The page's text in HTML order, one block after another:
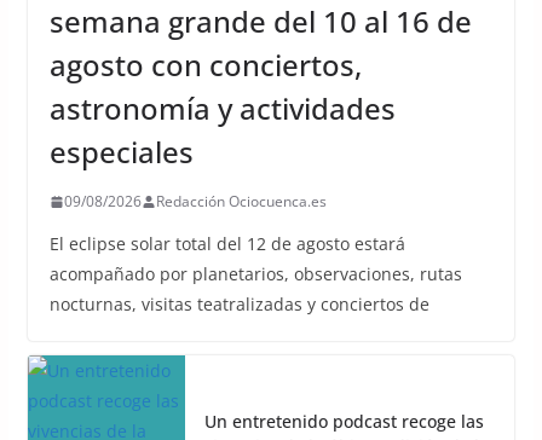
semana grande del 10 al 16 de
agosto con conciertos,
astronomía y actividades
especiales
09/08/2026 Redacción Ociocuenca.es
El eclipse solar total del 12 de agosto estará
acompañado por planetarios, observaciones, rutas
nocturnas, visitas teatralizadas y conciertos de
Un entretenido podcast recoge las